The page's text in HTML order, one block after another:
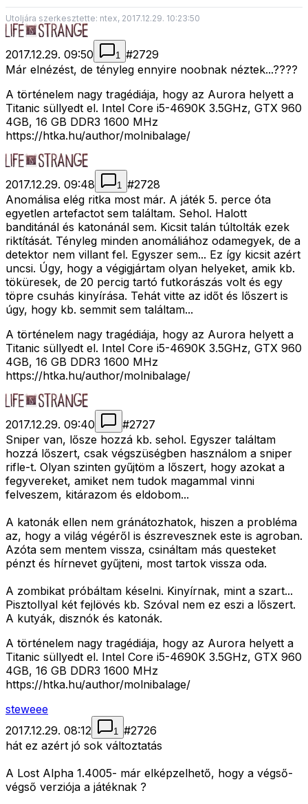
Utoljára szerkesztette: ntex, 2017.12.29. 10:23:50
2017.12.29. 09:50 1 #2729
Már elnézést, de tényleg ennyire noobnak néztek...????
A történelem nagy tragédiája, hogy az Aurora helyett a
Titanic süllyedt el. Intel Core i5-4690K 3.5GHz, GTX 960
4GB, 16 GB DDR3 1600 MHz
https://htka.hu/author/molnibalage/
2017.12.29. 09:48 1 #2728
Anomálisa elég ritka most már. A játék 5. perce óta
egyetlen artefactot sem találtam. Sehol. Halott
banditánál és katonánál sem. Kicsit talán túltolták ezek
riktítását. Tényleg minden anomáliához odamegyek, de a
detektor nem villant fel. Egyszer sem... Ez így kicsit azért
uncsi. Úgy, hogy a végigjártam olyan helyeket, amik kb.
töküresek, de 20 percig tartó futkorászás volt és egy
töpre csuhás kinyírása. Tehát vitte az időt és lőszert is
úgy, hogy kb. semmit sem találtam...
A történelem nagy tragédiája, hogy az Aurora helyett a
Titanic süllyedt el. Intel Core i5-4690K 3.5GHz, GTX 960
4GB, 16 GB DDR3 1600 MHz
https://htka.hu/author/molnibalage/
2017.12.29. 09:40 #2727
Sniper van, lősze hozzá kb. sehol. Egyszer találtam
hozzá lőszert, csak végszüségben használom a sniper
rifle-t. Olyan szinten gyűjtöm a lőszert, hogy azokat a
fegyvereket, amiket nem tudok magammal vinni
felveszem, kitárazom és eldobom...
A katonák ellen nem gránátozhatok, hiszen a probléma
az, hogy a világ végéről is észrevesznek este is agroban.
Azóta sem mentem vissza, csináltam más questeket
pénzt és hírnevet gyűjteni, most tartok vissza oda.
A zombikat próbáltam késelni. Kinyírnak, mint a szart...
Pisztollyal két fejlövés kb. Szóval nem ez eszi a lőszert.
A kutyák, disznók és katonák.
A történelem nagy tragédiája, hogy az Aurora helyett a
Titanic süllyedt el. Intel Core i5-4690K 3.5GHz, GTX 960
4GB, 16 GB DDR3 1600 MHz
https://htka.hu/author/molnibalage/
steweee
2017.12.29. 08:12
1 #2726
hát ez azért jó sok változtatás
A Lost Alpha 1.4005- már elképzelhető, hogy a végső-
végső verziója a játéknak ?